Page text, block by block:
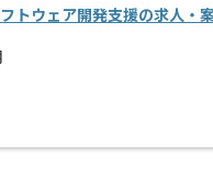
トウェア開発支援の求人・